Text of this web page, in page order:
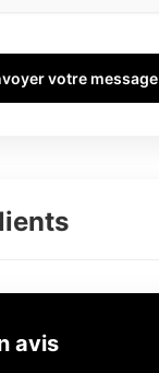
votre message
avis